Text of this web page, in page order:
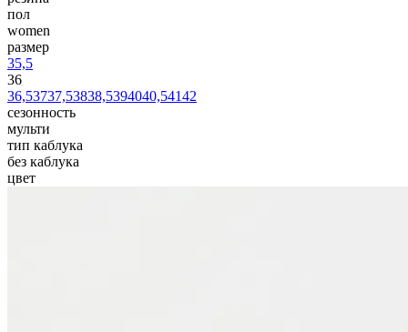
пол
women
размер
35,5
36
36,53737,53838,5394040,54142
сезонность
мульти
тип каблука
без каблука
цвет